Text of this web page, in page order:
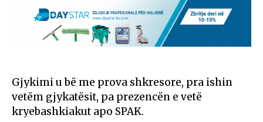
Gjykimi u bë me prova shkresore, pra ishin
vetëm gjykatësit, pa prezencën e vetë
kryebashkiakut apo SPAK.